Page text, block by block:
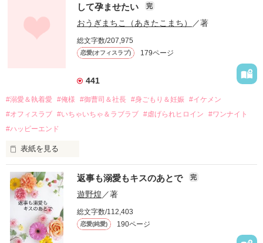
幼なじみの哲平に淡い恋心を抱いていた美桜。
しかし、ある出来事をきっかけに二人の関係は壊れてしまう。
関係修復もできないまま、美桜は両親の離婚によって
引っ越すことになり、哲平とも離れ離れになった。
それから約十二年後。
過去の傷から、二度と会いたくないと思っていた哲平に
運命のような再会を果たす。
酔った勢いで一夜を共にしてしまった。
さらに、美桜が初めてだと知った哲平は
『責任をとる、結婚しよう』と真っ直ぐに告げてきた。
戸惑う美桜とは裏腹に、好きという気持ちを隠すことなく
甘やかしてくる。
そんなある日、哲平は美桜がストーカー被害に
遭っていることを知る。
美桜を守るため、哲平は同居を提案してきて――。
して孕ませたい
完
おうぎまちこ（あきたこまち） ／著
総文字数/207,975
恋愛(オフィスラブ) 179ページ
441
#溺愛＆執着愛 #俺様 #御曹司＆社長 #身ごもり＆妊娠 #イケメン
#オフィスラブ #いちゃいちゃ＆ラブラブ #虐げられヒロイン
#ワンナイト
#ハッピーエンド
表紙を見る
おかしな噂を流されて前の職場でうまくいかなかった梅田美
桜は、海外で傷心旅行をしていたところ、日本人美青年と出会
い、酒の勢いもあり一夜限りの関係となる。
帰国後、美桜は新しい職場でワンナイトした美青年と再会。
なんと彼の正体は、とある財閥御曹司にも関わらず、一族を離
れて起業した新進気鋭の実業家、社内でも冷徹だと評判な社長
――御影恭司その人だったのだ――！
返事も溺愛もキスのあとで 完
遊野煌 ／著
総文字数/112,403
恋愛(純愛) 190ページ